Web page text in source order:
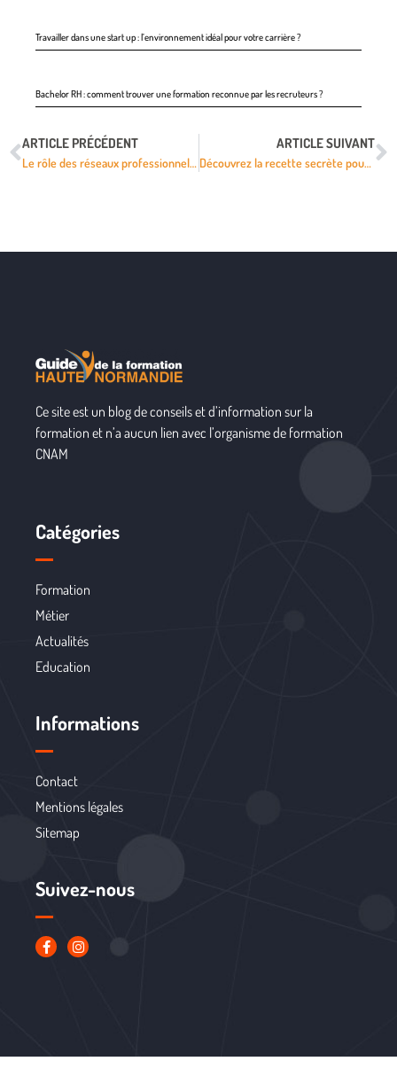
Travailler dans une start up : l’environnement idéal pour votre carrière ?
Bachelor RH : comment trouver une formation reconnue par les recruteurs ?
ARTICLE PRÉCÉDENT
Le rôle des réseaux professionnels pour devenir un agent immobilier efficace
ARTICLE SUIVANT
Découvrez la recette secrète pour choisir la formation idéale !
Ce site est un blog de conseils et d’information sur la
formation et n’a aucun lien avec l’organisme de formation
CNAM
Catégories
Formation
Métier
Actualités
Education
Informations
Contact
Mentions légales
Sitemap
Suivez-nous